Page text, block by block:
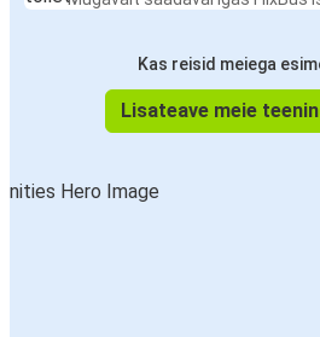
Kas reisid meiega
Lisateave meie